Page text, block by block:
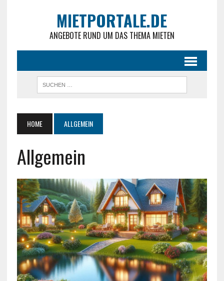
MIETPORTALE.DE
ANGEBOTE RUND UM DAS THEMA MIETEN
HOME ALLGEMEIN
Allgemein